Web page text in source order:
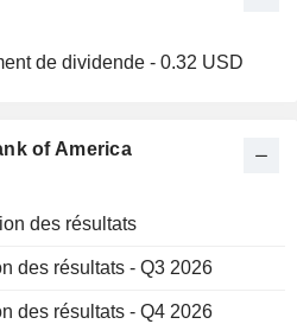
de dividende - 0.32 USD
of America
des résultats
des résultats - Q3 2026
des résultats - Q4 2026